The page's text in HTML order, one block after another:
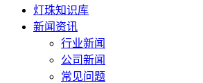
灯珠知识库
新闻资讯
行业新闻
公司新闻
常见问题